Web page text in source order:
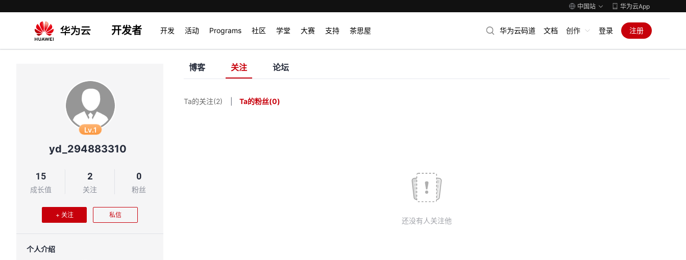
中国站 华为云App
开发者 开发 活动 Programs 社区 学堂 大赛 支持 茶思屋 华为云码道 文档 创作 登录 注册
Lv.1
yd_294883310
15
成长值
2
关注
0
粉丝
+ 关注 私信
个人介绍
博客 关注 论坛
Ta的关注(2) Ta的粉丝(0)
还没有人关注他